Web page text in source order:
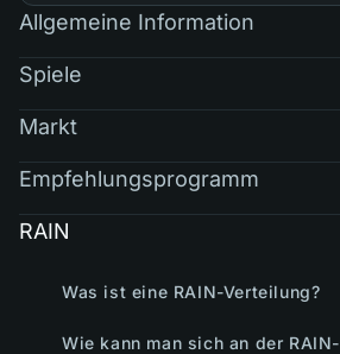
Allgemeine Information
Spiele
Markt
Empfehlungsprogramm
RAIN
Was ist eine RAIN-Verteilung?
Wie kann man sich an der RAIN-